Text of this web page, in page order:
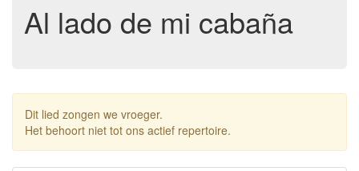
Al lado de mi cabaña
Dit lied zongen we vroeger.
Het behoort niet tot ons actief repertoire.